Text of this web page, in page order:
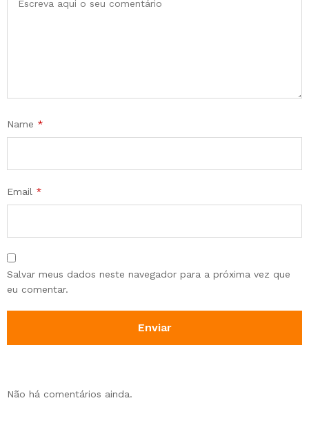
Name *
Email *
Salvar meus dados neste navegador para a próxima vez que
eu comentar.
Não há comentários ainda.